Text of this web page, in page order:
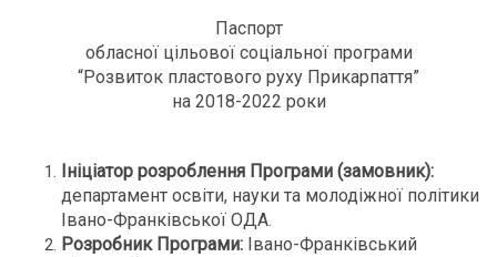
Паспорт
обласної цільової соціальної програми
“Розвиток пластового руху Прикарпаття”
на 2018-2022 роки
Ініціатор розроблення Програми (замовник):
департамент освіти, науки та молодіжної політики
Івано-Франківської ОДА.
Розробник Програми: Івано-Франківський